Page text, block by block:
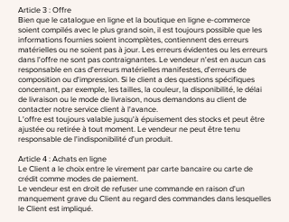
Article 3 : Offre
Bien que le catalogue en ligne et la boutique en ligne e-commerce
soient compilés avec le plus grand soin, il est toujours possible que les
informations fournies soient incomplètes, contiennent des erreurs
matérielles ou ne soient pas à jour. Les erreurs évidentes ou les erreurs
dans l'offre ne sont pas contraignantes. Le vendeur n'est en aucun cas
responsable en cas d'erreurs matérielles manifestes, d'erreurs de
composition ou d'impression. Si le client a des questions spécifiques
concernant, par exemple, les tailles, la couleur, la disponibilité, le délai
de livraison ou le mode de livraison, nous demandons au client de
contacter notre service client à l'avance.
L'offre est toujours valable jusqu'à épuisement des stocks et peut être
ajustée ou retirée à tout moment. Le vendeur ne peut être tenu
responsable de l'indisponibilité d'un produit.
Article 4 : Achats en ligne
Le Client a le choix entre le virement par carte bancaire ou carte de
crédit comme modes de paiement.
Le vendeur est en droit de refuser une commande en raison d'un
manquement grave du Client au regard des commandes dans lesquelles
le Client est impliqué.